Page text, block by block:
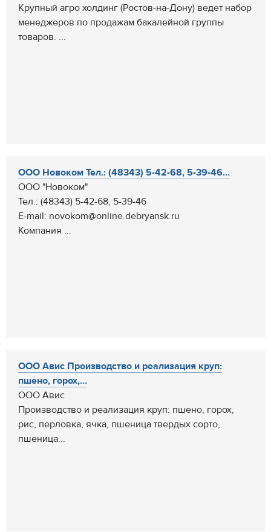
Крупный агро холдинг (Ростов-на-Дону) ведет набор
менеджеров по продажам бакалейной группы
товаров. ...
ООО Новоком Тел.: (48343) 5-42-68, 5-39-46...
ООО "Новоком"
Тел.: (48343) 5-42-68, 5-39-46
E-mail: novokom@online.debryansk.ru
Компания ...
ООО Авис Производство и реализация круп:
пшено, горох,...
ООО Авис
Производство и реализация круп: пшено, горох,
рис, перловка, ячка, пшеница твердых сорто,
пшеница...